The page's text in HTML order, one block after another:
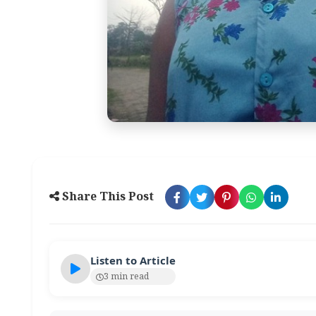
Share This Post
Listen to Article
3 min read